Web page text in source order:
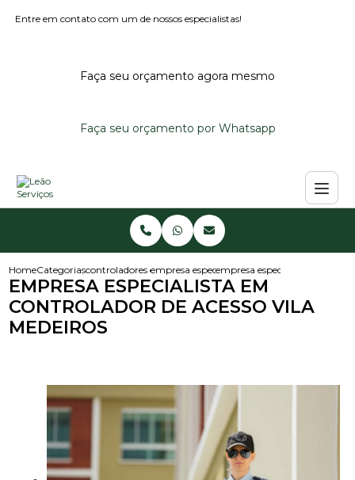
Entre em contato com um de nossos especialistas!
Faça seu orçamento agora mesmo
Faça seu orçamento por Whatsapp
HomeCategoriascontroladores de acessoempresa especializada em controlador de
empresa especialista em
EMPRESA ESPECIALISTA EM
CONTROLADOR DE ACESSO VILA
MEDEIROS